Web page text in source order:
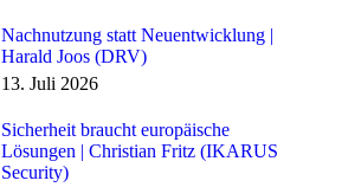
Nachnutzung statt Neuentwicklung |
Harald Joos (DRV)
13. Juli 2026
Sicherheit braucht europäische
Lösungen | Christian Fritz (IKARUS
Security)